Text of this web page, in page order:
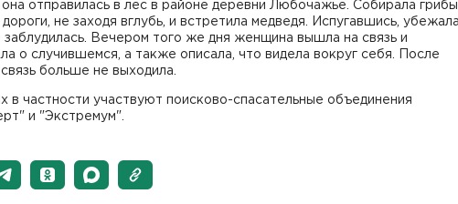
она отправилась в лес в районе деревни Любочажье. Собирала грибы
не заходя вглубь, и встретила медведя. Испугавшись, убежала
заблудилась. Вечером того же дня женщина вышла на связь и
о случившемся, а также описала, что видела вокруг себя. После
больше не выходила.
в частности участвуют поисково-спасательные объединения
и "Экстремум".